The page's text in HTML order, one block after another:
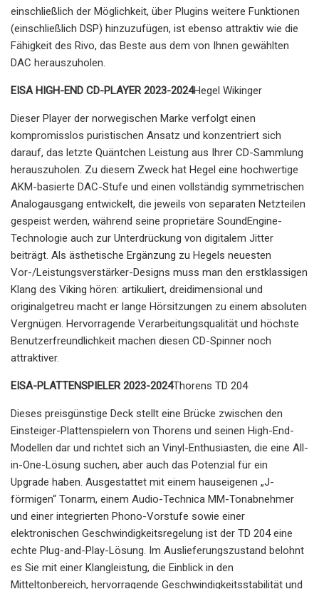
einschließlich der Möglichkeit, über Plugins weitere Funktionen
(einschließlich DSP) hinzuzufügen, ist ebenso attraktiv wie die
Fähigkeit des Rivo, das Beste aus dem von Ihnen gewählten
DAC herauszuholen.
EISA HIGH-END CD-PLAYER 2023-2024Hegel Wikinger
Dieser Player der norwegischen Marke verfolgt einen
kompromisslos puristischen Ansatz und konzentriert sich
darauf, das letzte Quäntchen Leistung aus Ihrer CD-Sammlung
herauszuholen. Zu diesem Zweck hat Hegel eine hochwertige
AKM-basierte DAC-Stufe und einen vollständig symmetrischen
Analogausgang entwickelt, die jeweils von separaten Netzteilen
gespeist werden, während seine proprietäre SoundEngine-
Technologie auch zur Unterdrückung von digitalem Jitter
beiträgt. Als ästhetische Ergänzung zu Hegels neuesten
Vor-/Leistungsverstärker-Designs muss man den erstklassigen
Klang des Viking hören: artikuliert, dreidimensional und
originalgetreu macht er lange Hörsitzungen zu einem absoluten
Vergnügen. Hervorragende Verarbeitungsqualität und höchste
Benutzerfreundlichkeit machen diesen CD-Spinner noch
attraktiver.
EISA-PLATTENSPIELER 2023-2024Thorens TD 204
Dieses preisgünstige Deck stellt eine Brücke zwischen den
Einsteiger-Plattenspielern von Thorens und seinen High-End-
Modellen dar und richtet sich an Vinyl-Enthusiasten, die eine All-
in-One-Lösung suchen, aber auch das Potenzial für ein
Upgrade haben. Ausgestattet mit einem hauseigenen „J-
förmigen“ Tonarm, einem Audio-Technica MM-Tonabnehmer
und einer integrierten Phono-Vorstufe sowie einer
elektronischen Geschwindigkeitsregelung ist der TD 204 eine
echte Plug-and-Play-Lösung. Im Auslieferungszustand belohnt
es Sie mit einer Klangleistung, die Einblick in den
Mitteltonbereich, hervorragende Geschwindigkeitsstabilität und